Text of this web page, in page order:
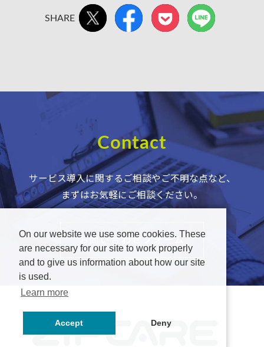
SHARE
Contact
サービス導入に関するご相談やご不明な点など、
まずはお気軽にご相談ください。
お問い合わせフォーム
On our website we use some cookies. These
are necessary for our site to work properly
and to give us information about how our site
is used.
Learn more
Deny
Accept